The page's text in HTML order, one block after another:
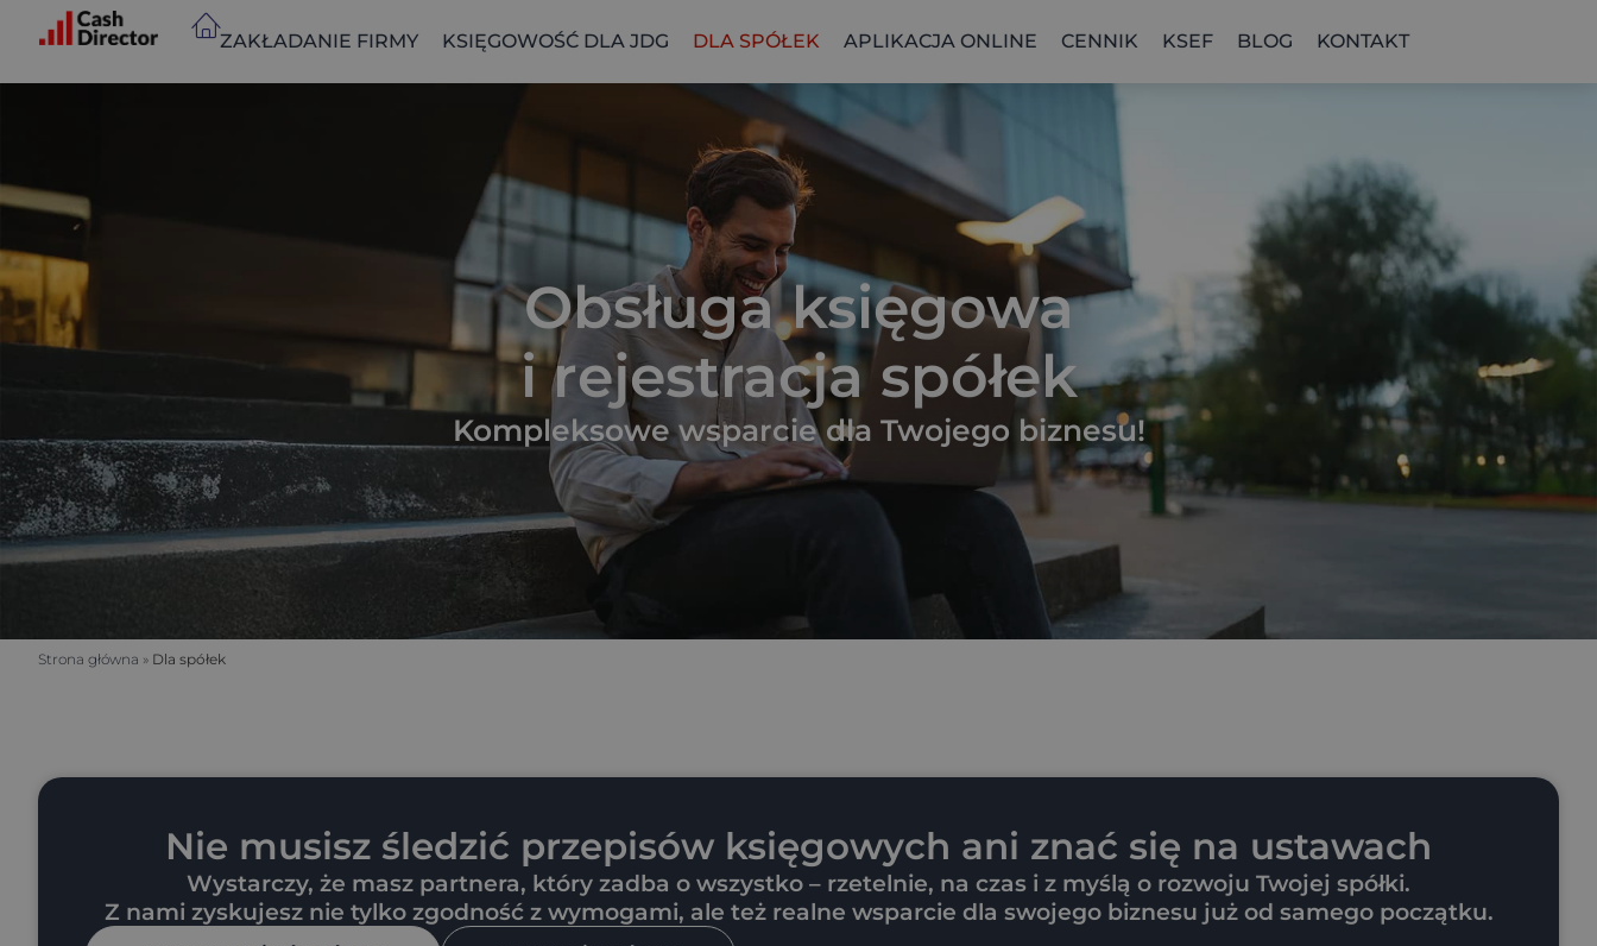
ZAKŁADANIE FIRMY KSIĘGOWOŚĆ DLA JDG DLA SPÓŁEK APLIKACJA ONLINE CENNIK KSEF BLOG KONTAKT
Obsługa księgowa
i rejestracja spółek
Kompleksowe wsparcie dla Twojego biznesu!
Strona główna » Dla spółek
Nie musisz śledzić przepisów księgowych ani znać się na ustawach
Wystarczy, że masz partnera, który zadba o wszystko – rzetelnie, na czas i z myślą o rozwoju Twojej spółki.
Z nami zyskujesz nie tylko zgodność z wymogami, ale też realne wsparcie dla swojego biznesu już od samego początku.